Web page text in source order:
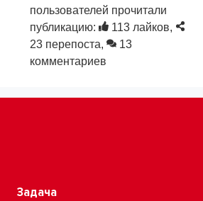
пользователей прочитали
публикацию:
113 лайков,
23 перепоста,
13
комментариев
Задача